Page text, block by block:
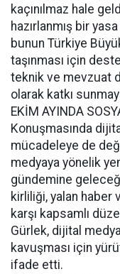
kaçınılmaz hale
hazırlanmış bir
bunun Türkiye
taşınması için
teknik ve mevzuat
olarak katkı
EKİM AYINDA
Konuşmasında
mücadeleye de
medyaya yönelik
gündemine
kirliliği, yalan haber
karşı kapsamlı
Gürlek, dijital
kavuşması için
ifade etti.